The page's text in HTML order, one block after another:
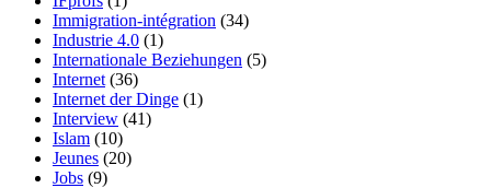
Immigration-intégration (34)
Industrie 4.0 (1)
Internationale Beziehungen (5)
Internet (36)
Internet der Dinge (1)
Interview (41)
Islam (10)
Jeunes (20)
Jobs (9)